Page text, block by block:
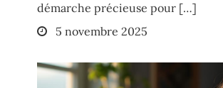
démarche précieuse pour […]
Posted
5 novembre 2025